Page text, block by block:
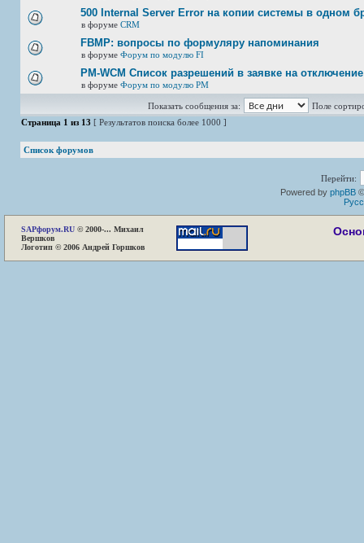
500 Internal Server Error на копии системы в одном
в форуме CRM
FBMP: вопросы по формуляру напоминания
в форуме Форум по модулю FI
PM-WCM Список разрешений в заявке на отключение
в форуме Форум по модулю РМ
Показать сообщения за:
Поле
Страница 1 из 13 [ Результатов поиска более 1000 ]
Список форумов
Перейти:
Powered by phpBB
SAPфорум.RU © 2000-... Михаил
Вершков
Логотип © 2006 Андрей Горшков